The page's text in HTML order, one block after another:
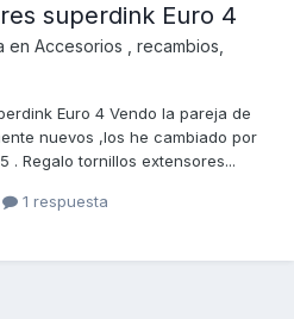
superdink Euro 4
en Accesorios , recambios,
Euro 4 Vendo la pareja de
nuevos ,los he cambiado por
. Regalo tornillos extensores...
1 respuesta